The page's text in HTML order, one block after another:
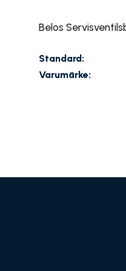
Belos
Standard:
Varumärke: